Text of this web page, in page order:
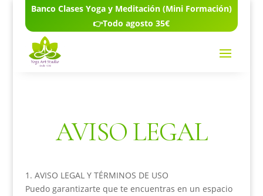
Banco Clases Yoga y Meditación (Mini Formación)
👉Todo agosto 35€
AVISO LEGAL
1. AVISO LEGAL Y TÉRMINOS DE USO
Puedo garantizarte que te encuentras en un espacio